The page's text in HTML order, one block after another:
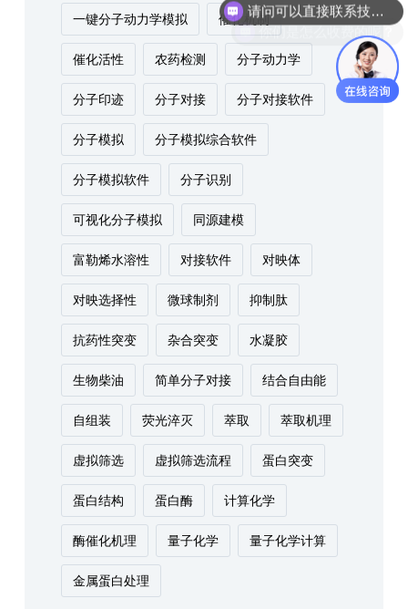
一键分子动力学模拟 催化机制
催化活性 农药检测 分子动力学
分子印迹 分子对接 分子对接软件
分子模拟 分子模拟综合软件
分子模拟软件 分子识别
可视化分子模拟 同源建模
富勒烯水溶性 对接软件 对映体
对映选择性 微球制剂 抑制肽
抗药性突变 杂合突变 水凝胶
生物柴油 简单分子对接 结合自由能
自组装 荧光淬灭 萃取 萃取机理
虚拟筛选 虚拟筛选流程 蛋白突变
蛋白结构 蛋白酶 计算化学
酶催化机理 量子化学 量子化学计算
金属蛋白处理
你们是怎么收费的呢？